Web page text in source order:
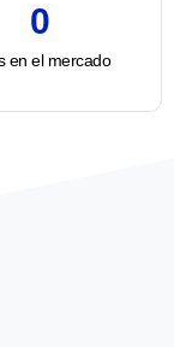
en el mercado
0